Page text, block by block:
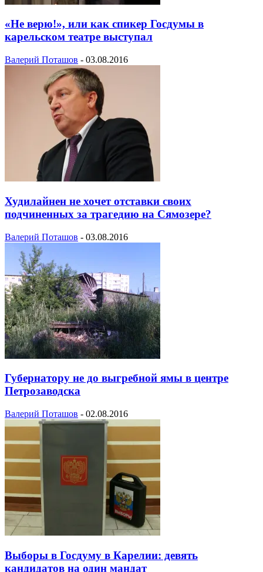
«Не верю!», или как спикер Госдумы в
карельском театре выступал
Валерий Поташов - 03.08.2016
Худилайнен не хочет отставки своих
подчиненных за трагедию на Сямозере?
Валерий Поташов - 03.08.2016
Губернатору не до выгребной ямы в центре
Петрозаводска
Валерий Поташов - 02.08.2016
Выборы в Госдуму в Карелии: девять
кандидатов на один мандат